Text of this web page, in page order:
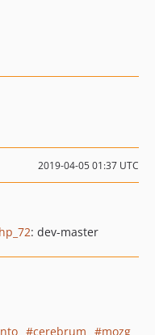
2019-04-05 01:37 UTC
: dev-master
cerebrum
mozg